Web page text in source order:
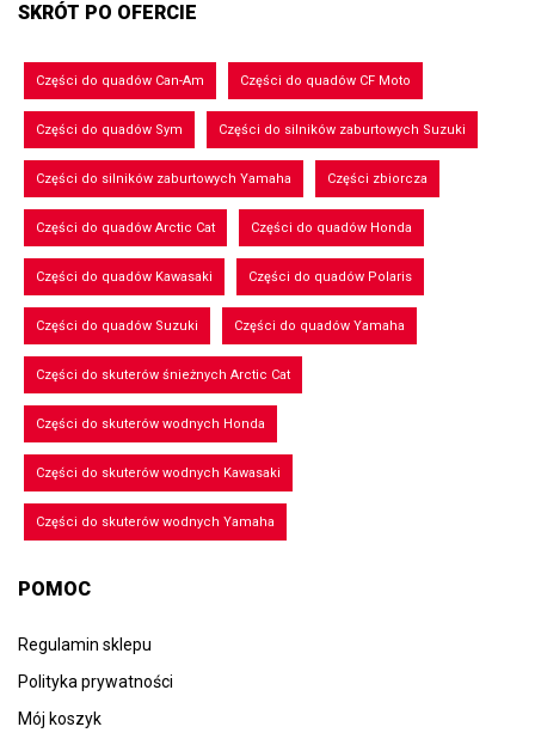
SKRÓT PO OFERCIE
Części do quadów Can-Am Części do quadów CF Moto
Części do quadów Sym Części do silników zaburtowych Suzuki
Części do silników zaburtowych Yamaha Części zbiorcza
Części do quadów Arctic Cat Części do quadów Honda
Części do quadów Kawasaki Części do quadów Polaris
Części do quadów Suzuki Części do quadów Yamaha
Części do skuterów śnieżnych Arctic Cat
Części do skuterów wodnych Honda
Części do skuterów wodnych Kawasaki
Części do skuterów wodnych Yamaha
POMOC
Regulamin sklepu
Polityka prywatności
Mój koszyk